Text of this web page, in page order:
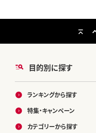
目的別に探す
ランキングから探す
特集・キャンペーン
カテゴリーから探す